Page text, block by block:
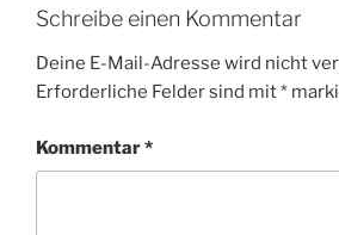
Schreibe einen Kommentar
Deine E-Mail-Adresse wird nicht
Erforderliche Felder sind mit*
Kommentar*